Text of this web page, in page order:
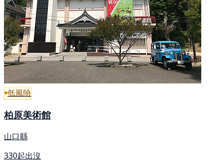
低風險
柏原美術館
山口縣
330起出沒